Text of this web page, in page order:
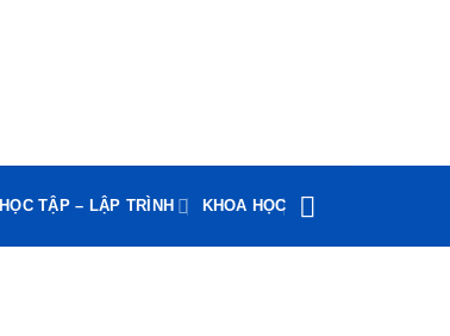
HỌC TẬP – LẬP TRÌNH KHOA HỌC